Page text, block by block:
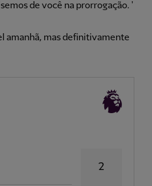
de você na prorrogação. '
amanhã, mas definitivamente
2